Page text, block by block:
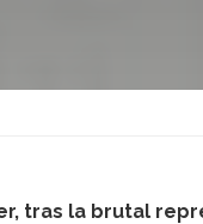
tras la brutal